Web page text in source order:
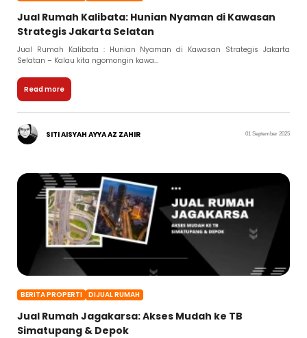
Jual Rumah Kalibata: Hunian Nyaman di Kawasan
Strategis Jakarta Selatan
Jual Rumah Kalibata : Hunian Nyaman di Kawasan Strategis Jakarta
Selatan – Kalau kita ngomongin kawa...
Read more
SITI AISYAH AYYA AZ ZAHIR 01 September 2025
BERITA PROPERTI DIJUAL RUMAH
Jual Rumah Jagakarsa: Akses Mudah ke TB
Simatupang & Depok